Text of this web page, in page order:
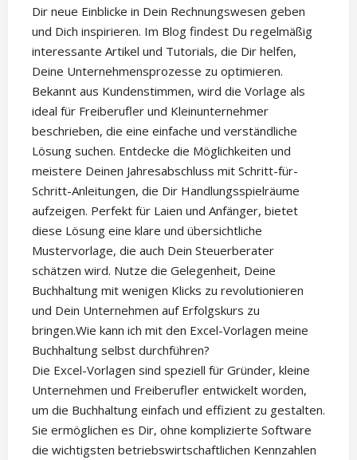
Dir neue Einblicke in Dein Rechnungswesen geben
und Dich inspirieren. Im Blog findest Du regelmäßig
interessante Artikel und Tutorials, die Dir helfen,
Deine Unternehmensprozesse zu optimieren.
Bekannt aus Kundenstimmen, wird die Vorlage als
ideal für Freiberufler und Kleinunternehmer
beschrieben, die eine einfache und verständliche
Lösung suchen. Entdecke die Möglichkeiten und
meistere Deinen Jahresabschluss mit Schritt-für-
Schritt-Anleitungen, die Dir Handlungsspielräume
aufzeigen. Perfekt für Laien und Anfänger, bietet
diese Lösung eine klare und übersichtliche
Mustervorlage, die auch Dein Steuerberater
schätzen wird. Nutze die Gelegenheit, Deine
Buchhaltung mit wenigen Klicks zu revolutionieren
und Dein Unternehmen auf Erfolgskurs zu
bringen.Wie kann ich mit den Excel-Vorlagen meine
Buchhaltung selbst durchführen?
Die Excel-Vorlagen sind speziell für Gründer, kleine
Unternehmen und Freiberufler entwickelt worden,
um die Buchhaltung einfach und effizient zu gestalten.
Sie ermöglichen es Dir, ohne komplizierte Software
die wichtigsten betriebswirtschaftlichen Kennzahlen